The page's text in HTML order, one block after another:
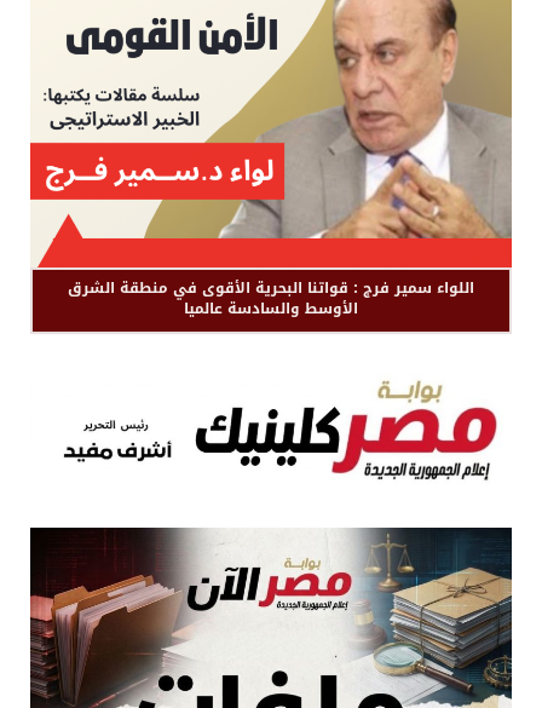
اللواء سمير فرج : قواتنا البحرية الأقوى في منطقة الشرق
الأوسط والسادسة عالميا